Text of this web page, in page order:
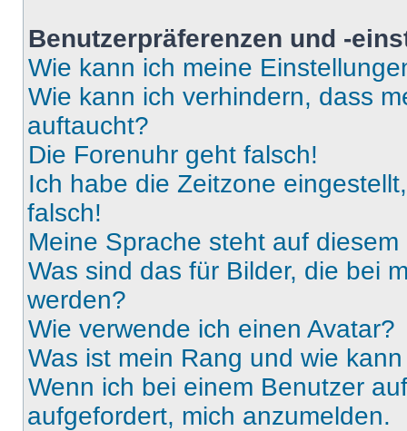
Benutzerpräferenzen und -
Wie kann ich meine
Wie kann ich verhindern, dass
auftaucht?
Die Forenuhr geht falsch!
Ich habe die Zeitzone
falsch!
Meine Sprache steht auf
Was sind das für Bilder, die bei
werden?
Wie verwende ich einen Avatar?
Was ist mein Rang und wie
Wenn ich bei einem Benutzer
aufgefordert, mich anzumelden.